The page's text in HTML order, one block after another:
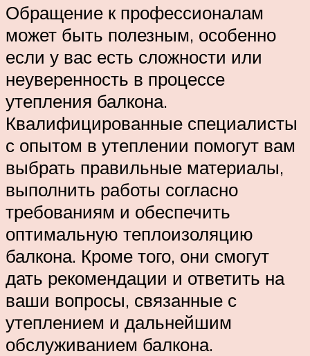
Обращение к профессионалам
может быть полезным, особенно
если у вас есть сложности или
неуверенность в процессе
утепления балкона.
Квалифицированные специалисты
с опытом в утеплении помогут вам
выбрать правильные материалы,
выполнить работы согласно
требованиям и обеспечить
оптимальную теплоизоляцию
балкона. Кроме того, они смогут
дать рекомендации и ответить на
ваши вопросы, связанные с
утеплением и дальнейшим
обслуживанием балкона.